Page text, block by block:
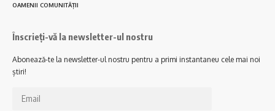
OAMENII COMUNITĂȚII
Înscrieți-vă la newsletter-ul nostru
Abonează-te la newsletter-ul nostru pentru a primi instantaneu cele mai noi
știri!